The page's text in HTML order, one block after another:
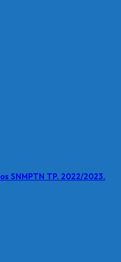
SNMPTN TP. 2022/2023.